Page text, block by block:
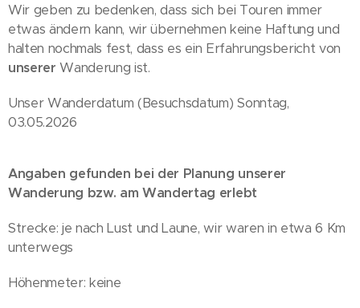
Wir geben zu bedenken, dass sich bei Touren immer
etwas ändern kann, wir übernehmen keine Haftung und
halten nochmals fest, dass es ein Erfahrungsbericht von
unserer Wanderung ist.
Unser Wanderdatum (Besuchsdatum) Sonntag,
03.05.2026
Angaben gefunden bei der Planung unserer
Wanderung bzw. am Wandertag erlebt
Strecke: je nach Lust und Laune, wir waren in etwa 6 Km
unterwegs
Höhenmeter: keine